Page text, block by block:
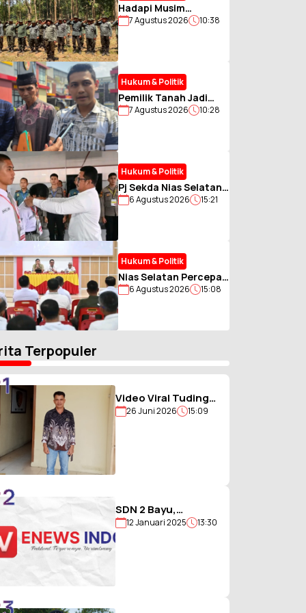
Hadapi Musim
Kemarau Perhutani
7 Agustus 2026 10:38
Hukum & Politik
Pemilik Tanah Jadi
Terlapor, Kuasa Hukum
7 Agustus 2026 10:28
Hukum & Politik
Pj Sekda Nias Selatan
Gembleng Calon
6 Agustus 2026 15:21
Hukum & Politik
Nias Selatan Percepat
Penataan Kawasan
Instansi
6 Agustus 2026 15:08
Terpopuler
Video Viral Tuding
Ikut Memukul,
26 Juni 2026 15:09
SDN 2 Bayu,
Sekolah Berjargon
12 Januari 2025 13:30